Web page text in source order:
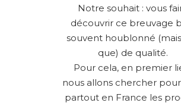
Notre souhait : vous
découvrir ce breuvage
souvent houblonné
que) de qualité.
Pour cela, en premier
nous allons chercher
partout en France les